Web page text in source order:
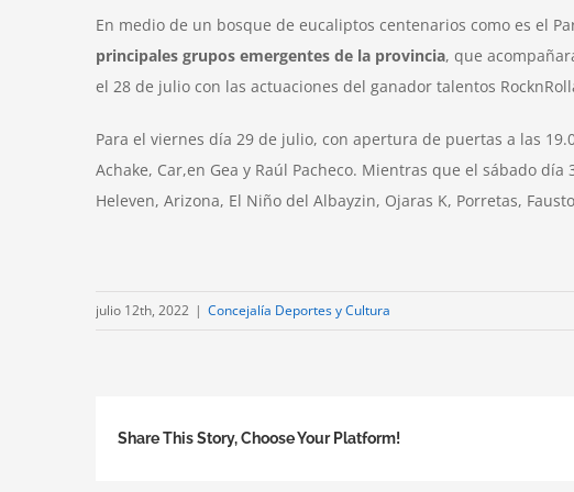
En medio de un bosque de eucaliptos centenarios como es el
principales grupos emergentes de la provincia, que
el 28 de julio con las actuaciones del ganador talentos
Para el viernes día 29 de julio, con apertura de puertas a las
Achake, Car,en Gea y Raúl Pacheco. Mientras que el sábado
Heleven, Arizona, El Niño del Albayzin, Ojaras K, Porretas,
julio 12th, 2022 | Concejalía Deportes y Cultura
Share This Story, Choose Your Platform!